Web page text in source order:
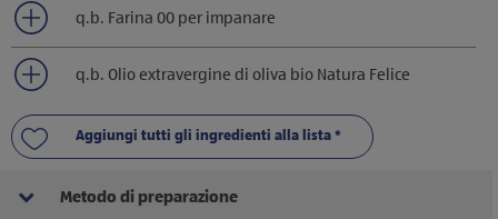
q.b. Farina 00 per impanare
q.b. Olio extravergine di oliva bio Natura Felice
Aggiungi tutti gli ingredienti alla lista *
Metodo di preparazione